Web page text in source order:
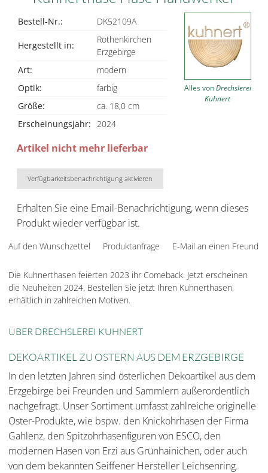
Bestell-Nr.: DK52109A
Hergestellt in:
Rothenkirchen
Erzgebirge
Art:
modern
Optik:
farbig
Größe:
ca. 18,0 cm
Erscheinungsjahr:
2024
Alles vonDrechslerei
Kuhnert
Artikel nicht mehr lieferbar
Verfügbarkeitsbenachrichtigung aktivieren
Erhalten Sie eine Email-Benachrichtigung, wenn dieses
Produkt wieder verfügbar ist.
Auf den Wunschzettel Produktanfrage E-Mail an einen Freund
Die Kuhnerthasen feierten 2023 ihr Comeback. Jetzt erscheinen
die Neuheiten 2024. Bestellen Sie jetzt Ihren Kuhnerthasen,
erhältlich in zahlreichen Motiven.
ÜBER DRECHSLEREI KUHNERT
DEKOARTIKEL ZU OSTERN AUS DEM ERZGEBIRGE
In den letzten Jahren sind österlichen Dekoartikel aus dem
Erzgebirge bei Freunden und Sammlern außerordentlich
nachgefragt. Unser Sortiment umfasst zahlreiche originelle
Oster-Produkte, wie bspw. den Knickohrhasen der Firma
Gahlenz, den Spitzohrhasenfiguren von ESCO, den
modernen Hasen von Erzi aus Grünhainichen, oder auch
von dem bekannten Seiffener Hersteller Leichsenring.